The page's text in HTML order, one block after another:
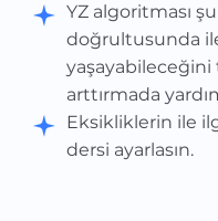
YZ algoritması
doğrultusunda
yaşayabileceğini
arttırmada
Eksikliklerin ile
dersi ayarlasın.